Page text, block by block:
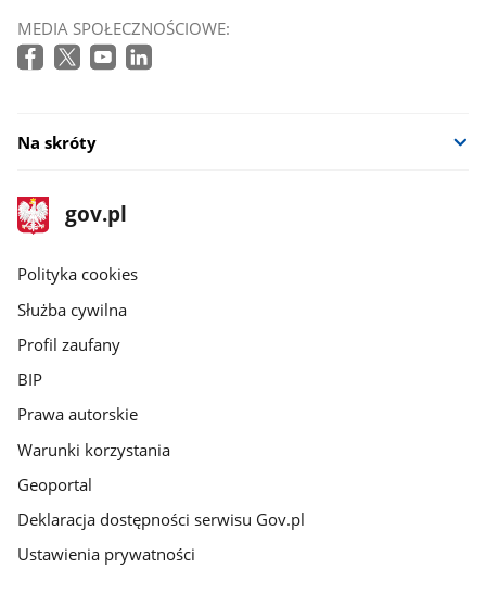
MEDIA SPOŁECZNOŚCIOWE:
Na skróty
stopka
gov.pl
Strona
gov.pl
gov.pl
Polityka cookies
Służba cywilna
Profil zaufany
BIP
Prawa autorskie
Warunki korzystania
Geoportal
Deklaracja dostępności serwisu Gov.pl
Ustawienia prywatności